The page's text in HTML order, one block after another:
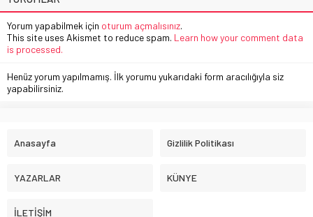
Yorum yapabilmek için oturum açmalısınız.
This site uses Akismet to reduce spam. Learn how your comment data
is processed.
Henüz yorum yapılmamış. İlk yorumu yukarıdaki form aracılığıyla siz
yapabilirsiniz.
Anasayfa Gizlilik Politikası
YAZARLAR KÜNYE
İLETİŞİM